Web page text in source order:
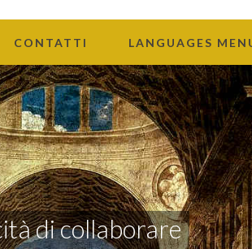
CONTATTI LANGUAGES
di collaborare